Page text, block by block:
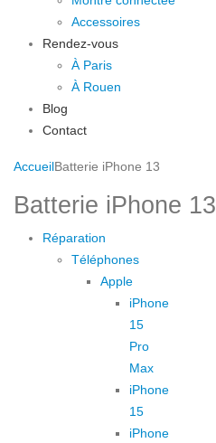
Accessoires
Rendez-vous
À Paris
À Rouen
Blog
Contact
AccueilBatterie iPhone 13
Batterie iPhone 13
Réparation
Téléphones
Apple
iPhone
15
Pro
Max
iPhone
15
iPhone